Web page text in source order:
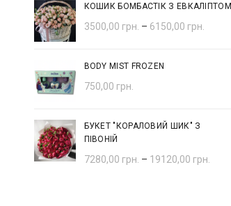
КОШИК БОМБАСТІК З ЕВКАЛІПТОМ
3500,00 грн. – 6150,00 грн.
BODY MIST FROZEN
750,00 грн.
БУКЕТ "КОРАЛОВИЙ ШИК" З
ПІВОНІЙ
7280,00 грн. – 19120,00 грн.